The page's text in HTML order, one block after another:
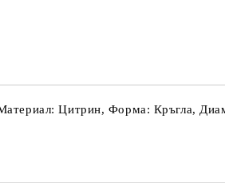
Цитрин, Форма: Кръгла,